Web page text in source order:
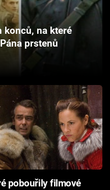
konců, na které
prstenů
pobouřily filmové